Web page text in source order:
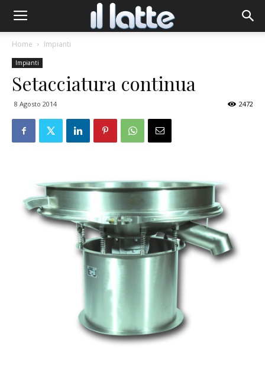
Home Impianti
Impianti
Setacciatura continua
8 Agosto 2014 2472